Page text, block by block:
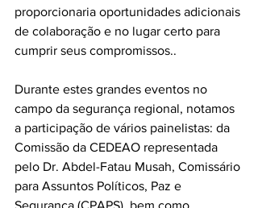
proporcionaria oportunidades adicionais
de colaboração e no lugar certo para
cumprir seus compromissos..
Durante estes grandes eventos no
campo da segurança regional, notamos
a participação de vários painelistas: da
Comissão da CEDEAO representada
pelo Dr. Abdel-Fatau Musah, Comissário
para Assuntos Políticos, Paz e
Segurança (CPAPS), bem como